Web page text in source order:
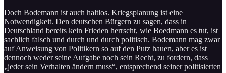
Doch Bodemann ist auch haltlos. Kriegsplanung ist eine
Notwendigkeit. Den deutschen Bürgern zu sagen, dass in
Deutschland bereits kein Frieden herrscht, wie Boedmann es tut, ist
sachlich falsch und durch und durch politisch. Bodemann mag zwar
auf Anweisung von Politikern so auf den Putz hauen, aber es ist
dennoch weder seine Aufgabe noch sein Recht, zu fordern, dass
„jeder sein Verhalten ändern muss“, entsprechend seiner politisierten